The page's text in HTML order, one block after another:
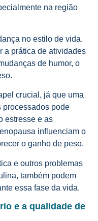
na região
no estilo de vida.
a prática de atividades
de humor, o
crucial, já que uma
processados pode
estresse e as
influenciam o
o ganho de peso.
e outros problemas
também podem
essa fase da vida.
e a qualidade de